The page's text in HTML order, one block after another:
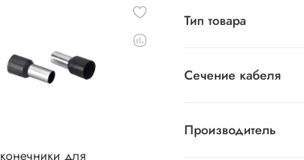
для
Тип товара
Сечение кабеля
Производитель